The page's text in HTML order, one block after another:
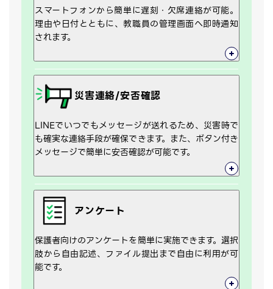
スマートフォンから簡単に遅刻・欠席連絡が可能。
理由や日付とともに、教職員の管理画面へ即時通知
されます。
災害連絡/安否確認
LINEでいつでもメッセージが送れるため、災害時で
も確実な連絡手段が確保できます。また、ボタン付き
メッセージで簡単に安否確認が可能です。
アンケート
保護者向けのアンケートを簡単に実施できます。選択
肢から自由記述、ファイル提出まで自由に利用が可
能です。